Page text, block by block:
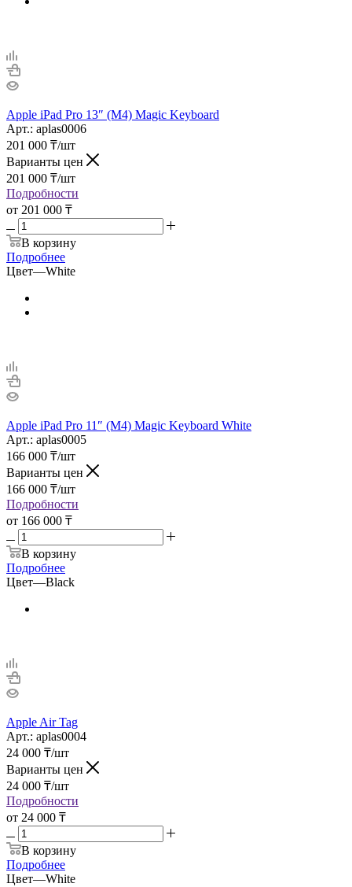
Apple iPad Pro 13″ (M4) Magic Keyboard
Арт.: aplas0006
201 000 ₸/шт
Варианты цен
201 000 ₸/шт
Подробности
от 201 000 ₸
В корзину
Подробнее
Цвет—White
Apple iPad Pro 11″ (M4) Magic Keyboard White
Арт.: aplas0005
166 000 ₸/шт
Варианты цен
166 000 ₸/шт
Подробности
от 166 000 ₸
В корзину
Подробнее
Цвет—Black
Apple Air Tag
Арт.: aplas0004
24 000 ₸/шт
Варианты цен
24 000 ₸/шт
Подробности
от 24 000 ₸
В корзину
Подробнее
Цвет—White